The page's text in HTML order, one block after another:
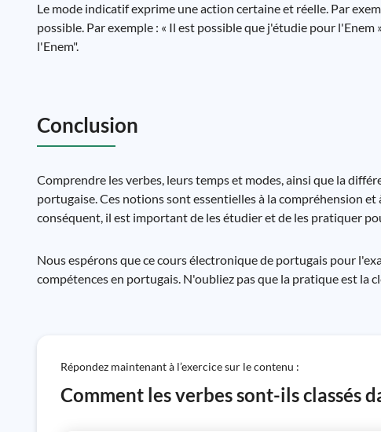
Le mode indicatif exprime une action certaine et réelle. Par
possible. Par exemple : « Il est possible que j'étudie pour
l'Enem".
Conclusion
Comprendre les verbes, leurs temps et modes, ainsi que la
portugaise. Ces notions sont essentielles à la compréhension
conséquent, il est important de les étudier et de les pratiquer
Nous espérons que ce cours électronique de portugais pour
compétences en portugais. N'oubliez pas que la pratique est la
Répondez maintenant à l’exercice sur le contenu :
Comment les verbes sont-ils classés